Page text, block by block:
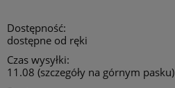
Dostępność:
dostępne od ręki
Czas wysyłki:
11.08 (szczegóły na górnym pasku)